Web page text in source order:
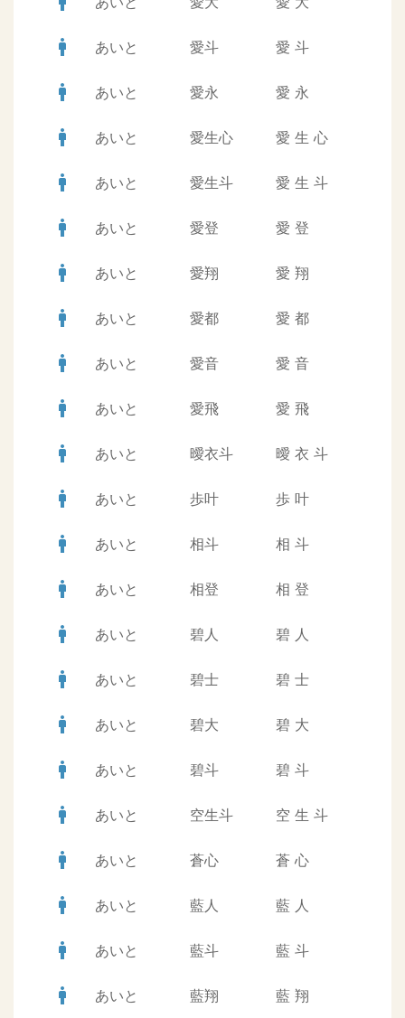
man あいと 愛斗 愛 斗
man あいと 愛永 愛 永
man あいと 愛生心 愛 生 心
man あいと 愛生斗 愛 生 斗
man あいと 愛登 愛 登
man あいと 愛翔 愛 翔
man あいと 愛都 愛 都
man あいと 愛音 愛 音
man あいと 愛飛 愛 飛
man あいと 曖衣斗 曖 衣 斗
man あいと 歩叶 歩 叶
man あいと 相斗 相 斗
man あいと 相登 相 登
man あいと 碧人 碧 人
man あいと 碧士 碧 士
man あいと 碧大 碧 大
man あいと 碧斗 碧 斗
man あいと 空生斗 空 生 斗
man あいと 蒼心 蒼 心
man あいと 藍人 藍 人
man あいと 藍斗 藍 斗
man あいと 藍翔 藍 翔